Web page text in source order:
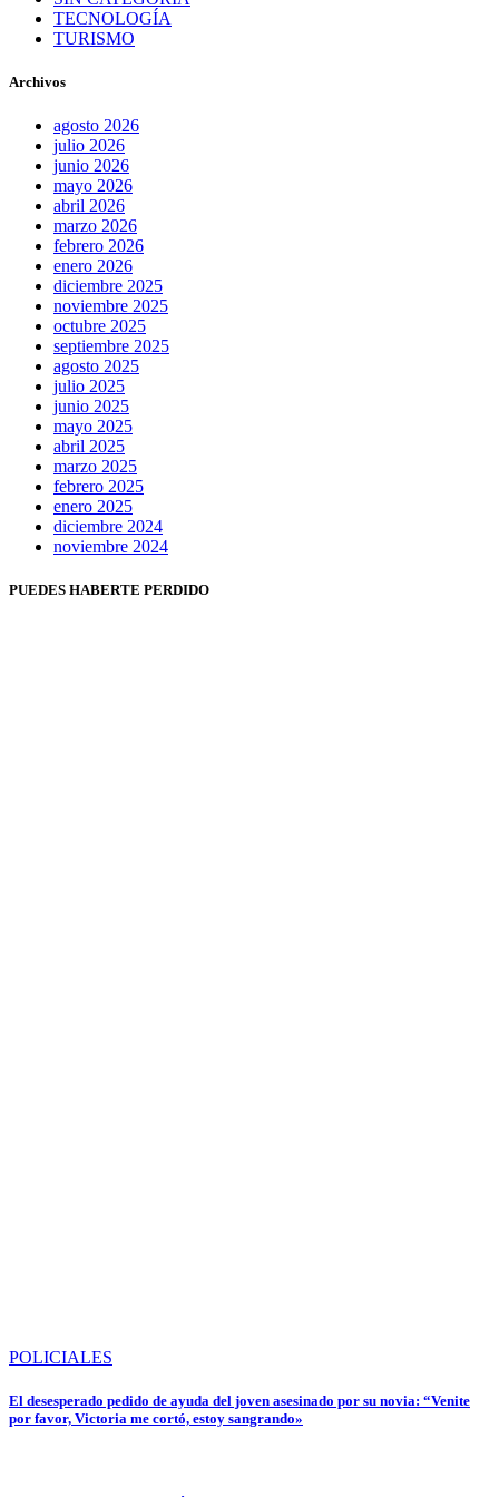
TECNOLOGÍA
TURISMO
Archivos
agosto 2026
julio 2026
junio 2026
mayo 2026
abril 2026
marzo 2026
febrero 2026
enero 2026
diciembre 2025
noviembre 2025
octubre 2025
septiembre 2025
agosto 2025
julio 2025
junio 2025
mayo 2025
abril 2025
marzo 2025
febrero 2025
enero 2025
diciembre 2024
noviembre 2024
PUEDES HABERTE PERDIDO
POLICIALES
El desesperado pedido de ayuda del joven asesinado por su novia: “Venite
por favor, Victoria me cortó, estoy sangrando»